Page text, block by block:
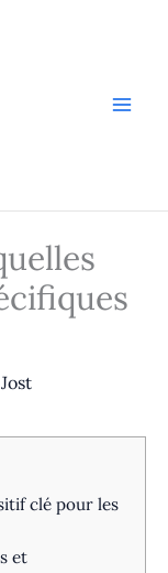
clé pour les
et